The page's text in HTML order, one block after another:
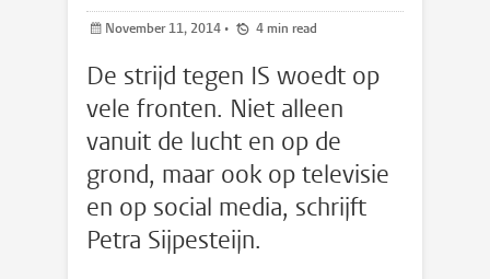
November 11, 2014 • 4 min read
De strijd tegen IS woedt op
vele fronten. Niet alleen
vanuit de lucht en op de
grond, maar ook op televisie
en op social media, schrijft
Petra Sijpesteijn.